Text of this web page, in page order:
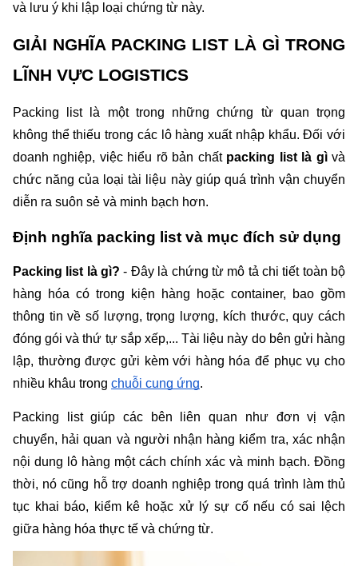
và lưu ý khi lập loại chứng từ này.
GIẢI NGHĨA PACKING LIST LÀ GÌ TRONG
LĨNH VỰC LOGISTICS
Packing list là một trong những chứng từ quan trọng
không thể thiếu trong các lô hàng xuất nhập khẩu. Đối với
doanh nghiệp, việc hiểu rõ bản chất packing list là gì và
chức năng của loại tài liệu này giúp quá trình vận chuyển
diễn ra suôn sẻ và minh bạch hơn.
Định nghĩa packing list và mục đích sử dụng
Packing list là gì? - Đây là chứng từ mô tả chi tiết toàn bộ
hàng hóa có trong kiện hàng hoặc container, bao gồm
thông tin về số lượng, trọng lượng, kích thước, quy cách
đóng gói và thứ tự sắp xếp,... Tài liệu này do bên gửi hàng
lập, thường được gửi kèm với hàng hóa để phục vụ cho
nhiều khâu trong chuỗi cung ứng.
Packing list giúp các bên liên quan như đơn vị vận
chuyển, hải quan và người nhận hàng kiểm tra, xác nhận
nội dung lô hàng một cách chính xác và minh bạch. Đồng
thời, nó cũng hỗ trợ doanh nghiệp trong quá trình làm thủ
tục khai báo, kiểm kê hoặc xử lý sự cố nếu có sai lệch
giữa hàng hóa thực tế và chứng từ.